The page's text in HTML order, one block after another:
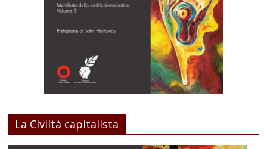
La Civiltà capitalista